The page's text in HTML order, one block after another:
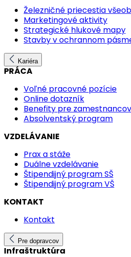
Železničné priecestia
Marketingové aktivity
Strategické hlukové mapy
Stavby v ochrannom
Kariéra
PRÁCA
Voľné pracovné pozície
Online dotazník
Benefity pre zamestnancov
Absolventský program
VZDELÁVANIE
Prax a stáže
Duálne vzdelávanie
Štipendijný program SŠ
Štipendijný program VŠ
KONTAKT
Kontakt
Pre dopravcov
Infraštruktúra